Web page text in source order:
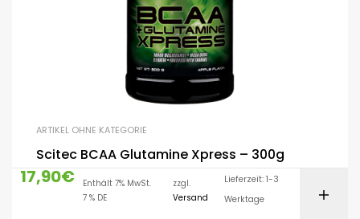
ARTIKEL OHNE KATEGORIE
Scitec BCAA Glutamine Xpress – 300g
17,90€
Enthält 7% MwSt.
7 % DE
zzgl.
Versand
Lieferzeit: 1-3
Werktage